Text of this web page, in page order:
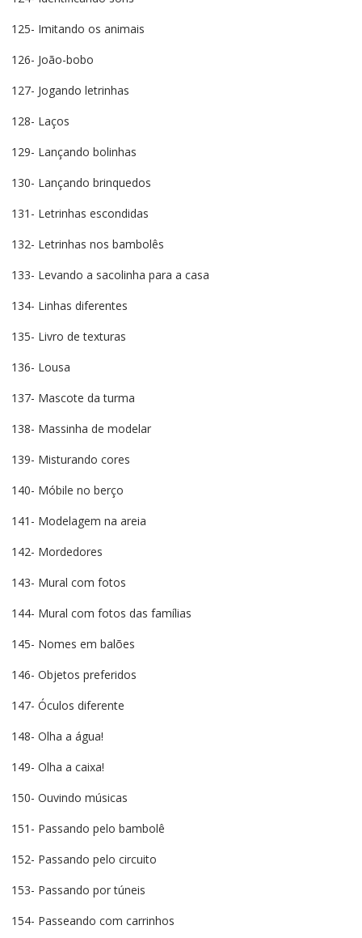
125- Imitando os animais
126- João-bobo
127- Jogando letrinhas
128- Laços
129- Lançando bolinhas
130- Lançando brinquedos
131- Letrinhas escondidas
132- Letrinhas nos bambolês
133- Levando a sacolinha para a casa
134- Linhas diferentes
135- Livro de texturas
136- Lousa
137- Mascote da turma
138- Massinha de modelar
139- Misturando cores
140- Móbile no berço
141- Modelagem na areia
142- Mordedores
143- Mural com fotos
144- Mural com fotos das famílias
145- Nomes em balões
146- Objetos preferidos
147- Óculos diferente
148- Olha a água!
149- Olha a caixa!
150- Ouvindo músicas
151- Passando pelo bambolê
152- Passando pelo circuito
153- Passando por túneis
154- Passeando com carrinhos